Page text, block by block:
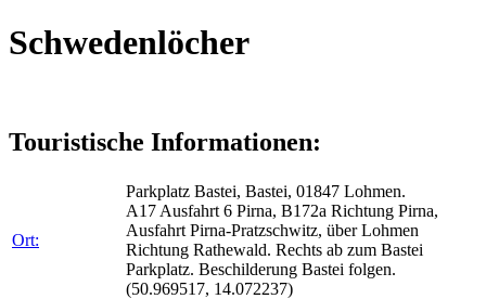
Schwedenlöcher
Touristische Informationen:
Ort:
Parkplatz Bastei, Bastei, 01847 Lohmen.
A17 Ausfahrt 6 Pirna, B172a Richtung Pirna,
Ausfahrt Pirna-Pratzschwitz, über Lohmen
Richtung Rathewald. Rechts ab zum Bastei
Parkplatz. Beschilderung Bastei folgen.
(50.969517, 14.072237)